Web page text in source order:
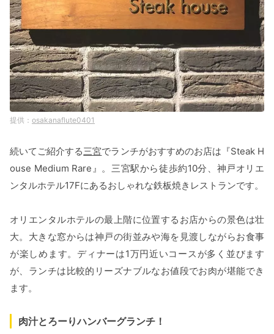
osakanaflute0401
続いてご紹介する三宮でランチがおすすめのお店は『Steak H
ouse Medium Rare』。三宮駅から徒歩約10分、神戸オリエ
ンタルホテル17Fにあるおしゃれな鉄板焼きレストランです。
オリエンタルホテルの最上階に位置するお店からの景色は壮
大。大きな窓からは神戸の街並みや海を見渡しながらお食事
が楽しめます。ディナーは1万円近いコースが多く並びます
が、ランチは比較的リーズナブルなお値段でお肉が堪能でき
ます。
肉汁とろーりハンバーグランチ！